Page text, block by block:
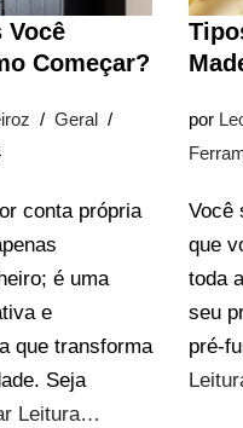
Você
Começar?
Geral
conta própria
é uma
e
que transforma
Seja
Leitura…
por
Você
que
toda
seu
pré-